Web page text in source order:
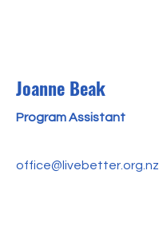
Joanne Beak
Program Assistant
office@livebetter.org.nz